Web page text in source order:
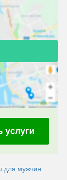
услуги
для мужчин